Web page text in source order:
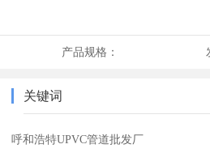
产品规格：
关键词
呼和浩特UPVC管道批发厂